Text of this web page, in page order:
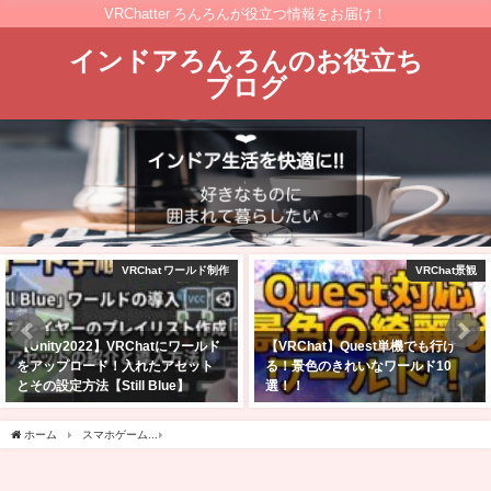
VRChatter ろんろんが役立つ情報をお届け！
インドアろんろんのお役立ち
ブログ
VRChat ワールド制作
【Unity2022】VRChatにワールド
をアップロード！入れたアセット
とその設定方法【Still Blue】
VRChat景観
【VRChat】Quest単機でも行け
る！景色のきれいなワールド10
選！！
ホーム スマホゲーム